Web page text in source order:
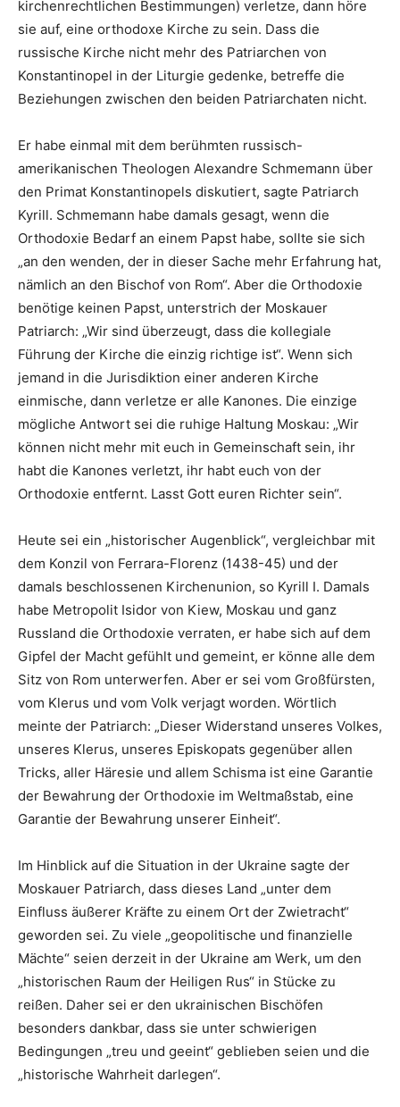
kirchenrechtlichen Bestimmungen) verletze, dann höre
sie auf, eine orthodoxe Kirche zu sein. Dass die
russische Kirche nicht mehr des Patriarchen von
Konstantinopel in der Liturgie gedenke, betreffe die
Beziehungen zwischen den beiden Patriarchaten nicht.
Er habe einmal mit dem berühmten russisch-
amerikanischen Theologen Alexandre Schmemann über
den Primat Konstantinopels diskutiert, sagte Patriarch
Kyrill. Schmemann habe damals gesagt, wenn die
Orthodoxie Bedarf an einem Papst habe, sollte sie sich
„an den wenden, der in dieser Sache mehr Erfahrung hat,
nämlich an den Bischof von Rom“. Aber die Orthodoxie
benötige keinen Papst, unterstrich der Moskauer
Patriarch: „Wir sind überzeugt, dass die kollegiale
Führung der Kirche die einzig richtige ist“. Wenn sich
jemand in die Jurisdiktion einer anderen Kirche
einmische, dann verletze er alle Kanones. Die einzige
mögliche Antwort sei die ruhige Haltung Moskau: „Wir
können nicht mehr mit euch in Gemeinschaft sein, ihr
habt die Kanones verletzt, ihr habt euch von der
Orthodoxie entfernt. Lasst Gott euren Richter sein“.
Heute sei ein „historischer Augenblick“, vergleichbar mit
dem Konzil von Ferrara-Florenz (1438-45) und der
damals beschlossenen Kirchenunion, so Kyrill I. Damals
habe Metropolit Isidor von Kiew, Moskau und ganz
Russland die Orthodoxie verraten, er habe sich auf dem
Gipfel der Macht gefühlt und gemeint, er könne alle dem
Sitz von Rom unterwerfen. Aber er sei vom Großfürsten,
vom Klerus und vom Volk verjagt worden. Wörtlich
meinte der Patriarch: „Dieser Widerstand unseres Volkes,
unseres Klerus, unseres Episkopats gegenüber allen
Tricks, aller Häresie und allem Schisma ist eine Garantie
der Bewahrung der Orthodoxie im Weltmaßstab, eine
Garantie der Bewahrung unserer Einheit“.
Im Hinblick auf die Situation in der Ukraine sagte der
Moskauer Patriarch, dass dieses Land „unter dem
Einfluss äußerer Kräfte zu einem Ort der Zwietracht“
geworden sei. Zu viele „geopolitische und finanzielle
Mächte“ seien derzeit in der Ukraine am Werk, um den
„historischen Raum der Heiligen Rus“ in Stücke zu
reißen. Daher sei er den ukrainischen Bischöfen
besonders dankbar, dass sie unter schwierigen
Bedingungen „treu und geeint“ geblieben seien und die
„historische Wahrheit darlegen“.